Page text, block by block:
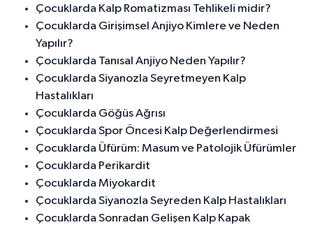
Çocuklarda Kalp Romatizması Tehlikeli midir?
Çocuklarda Girişimsel Anjiyo Kimlere ve Neden
Yapılır?
Çocuklarda Tanısal Anjiyo Neden Yapılır?
Çocuklarda Siyanozla Seyretmeyen Kalp
Hastalıkları
Çocuklarda Göğüs Ağrısı
Çocuklarda Spor Öncesi Kalp Değerlendirmesi
Çocuklarda Üfürüm: Masum ve Patolojik Üfürümler
Çocuklarda Perikardit
Çocuklarda Miyokardit
Çocuklarda Siyanozla Seyreden Kalp Hastalıkları
Çocuklarda Sonradan Gelişen Kalp Kapak